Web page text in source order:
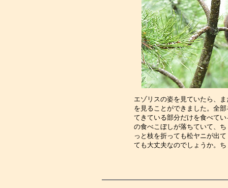
エゾリスの姿を見ていたら、
を見ることができました。全
てきている部分だけを食べて
の食べこぼしが落ちていて、
っと枝を折っても松ヤニが出
ても大丈夫なのでしょ